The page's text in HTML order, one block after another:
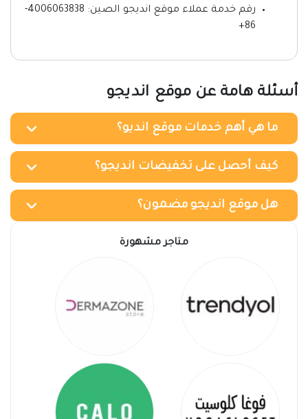
رقم خدمة عملاء موقع انديجو الصين: 4006063838-
86+
أسئلة هامة عن موقع انديجو
ما هي أهم خدمات موقع انديو؟
كيف أحصل على تخفيضات انديجو؟
هل موقع انديجو مضمون؟
متاجر مشهورة